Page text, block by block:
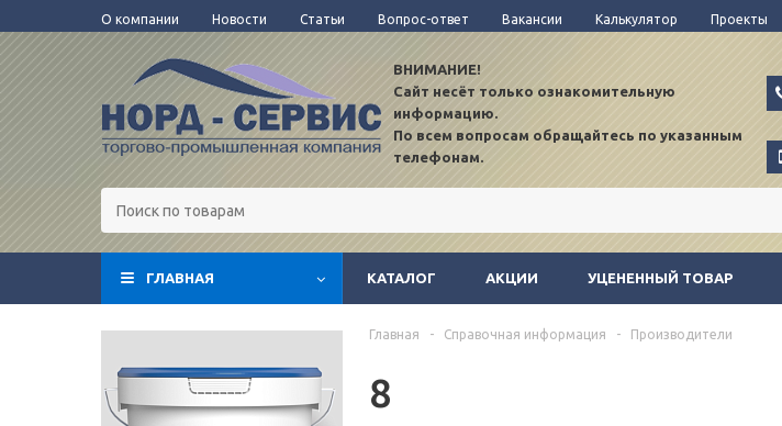
О компании Новости Статьи Вопрос-ответ Вакансии Калькулятор Проекты
ВНИМАНИЕ!
Сайт несёт только ознакомительную
информацию.
По всем вопросам обращайтесь по указанным
телефонам.
ГЛАВНАЯ TEST12
КАТАЛОГ АКЦИИ УЦЕНЕННЫЙ ТОВАР
Главная - Справочная информация - Производители
8